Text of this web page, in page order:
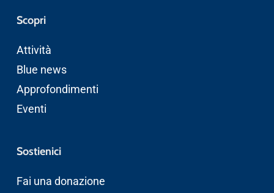
Scopri
Attività
Blue news
Approfondimenti
Eventi
Sostienici
Fai una donazione